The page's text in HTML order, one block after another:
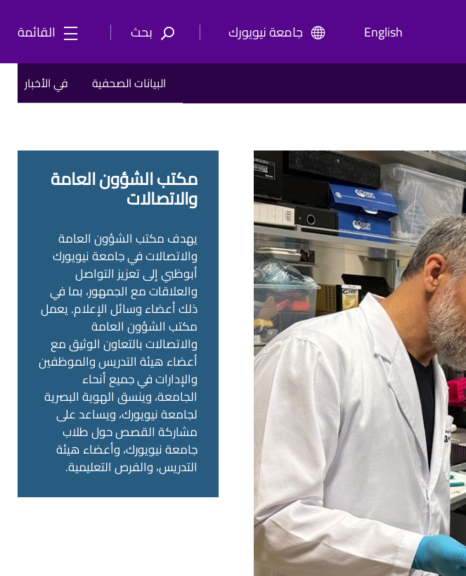
English جامعة نيويورك بحث القائمة
البيانات الصحفية في الأخبار
مكتب الشؤون العامة
والاتصالات
يهدف مكتب الشؤون العامة
والاتصالات في جامعة نيويورك
أبوظبي إلى تعزيز التواصل
والعلاقات مع الجمهور، بما في
ذلك أعضاء وسائل الإعلام. يعمل
مكتب الشؤون العامة
والاتصالات بالتعاون الوثيق مع
أعضاء هيئة التدريس والموظفين
والإدارات في جميع أنحاء
الجامعة، وينسق الهوية البصرية
لجامعة نيويورك، ويساعد على
مشاركة القصص حول طلاب
جامعة نيويورك، وأعضاء هيئة
التدريس، والفرص التعليمية.